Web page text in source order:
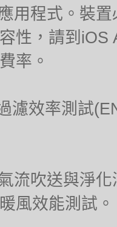
用程式。裝
性，請到
率。
濾效率測試
流吹送與淨
風效能測試。